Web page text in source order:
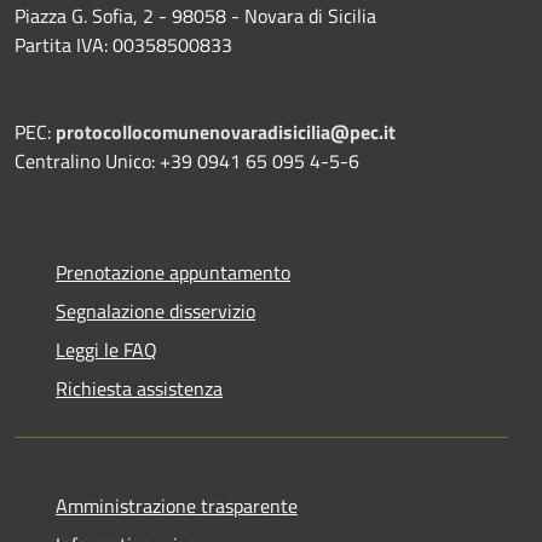
Piazza G. Sofia, 2 - 98058 - Novara di Sicilia
Partita IVA: 00358500833
PEC: protocollocomunenovaradisicilia@pec.it
Centralino Unico: +39 0941 65 095 4-5-6
Prenotazione appuntamento
Segnalazione disservizio
Leggi le FAQ
Richiesta assistenza
Amministrazione trasparente